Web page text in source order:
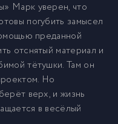
Марк уверен, что
погубить замысел
преданной
отснятый материал и
тётушки. Там он
Но
верх, и жизнь
в весёлый